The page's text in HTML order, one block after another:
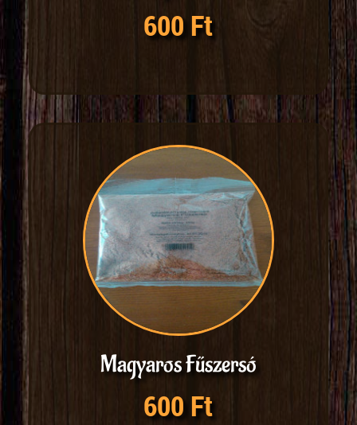
600 Ft
Magyaros Fűszersó
600 Ft